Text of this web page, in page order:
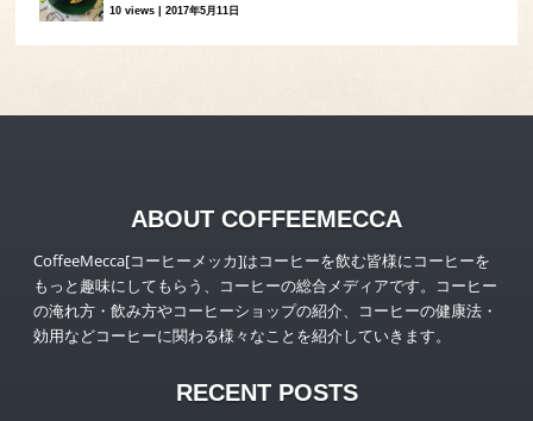
10 views |2017年5月11日
ABOUT COFFEEMECCA
CoffeeMecca[コーヒーメッカ]はコーヒーを飲む皆様にコーヒーを
もっと趣味にしてもらう、コーヒーの総合メディアです。コーヒー
の淹れ方・飲み方やコーヒーショップの紹介、コーヒーの健康法・
効用などコーヒーに関わる様々なことを紹介していきます。
RECENT POSTS